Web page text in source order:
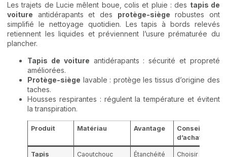
Les trajets de Lucie mêlent boue, colis et pluie : des tapis de
voiture antidérapants et des protège-siège robustes ont
simplifié le nettoyage quotidien. Les tapis à bords relevés
retiennent les liquides et préviennent l’usure prématurée du
plancher.
Tapis de voiture antidérapants : sécurité et propreté
améliorées.
Protège-siège lavable : protège les tissus d’origine des
taches.
Housses respirantes : régulent la température et évitent
la transpiration.
Produit Matériau Avantage
Conseil
d’achat
Tapis Caoutchouc Étanchéité Choisir